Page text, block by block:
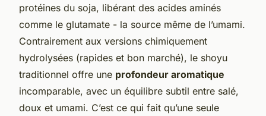
protéines du soja, libérant des acides aminés
comme le glutamate - la source même de l’umami.
Contrairement aux versions chimiquement
hydrolysées (rapides et bon marché), le shoyu
traditionnel offre une profondeur aromatique
incomparable, avec un équilibre subtil entre salé,
doux et umami. C’est ce qui fait qu’une seule